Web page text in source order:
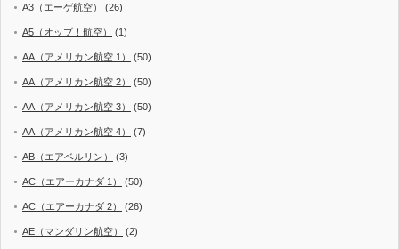
A3（エーゲ航空） (26)
A5（オップ！航空） (1)
AA（アメリカン航空 1） (50)
AA（アメリカン航空 2） (50)
AA（アメリカン航空 3） (50)
AA（アメリカン航空 4） (7)
AB（エアベルリン） (3)
AC（エアーカナダ 1） (50)
AC（エアーカナダ 2） (26)
AE（マンダリン航空） (2)